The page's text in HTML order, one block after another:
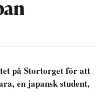
på Stortorget för att
en japansk student,